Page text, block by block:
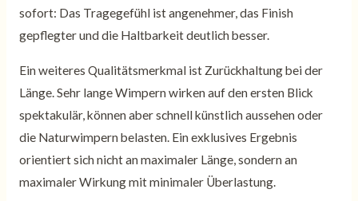
sofort: Das Tragegefühl ist angenehmer, das Finish
gepflegter und die Haltbarkeit deutlich besser.
Ein weiteres Qualitätsmerkmal ist Zurückhaltung bei der
Länge. Sehr lange Wimpern wirken auf den ersten Blick
spektakulär, können aber schnell künstlich aussehen oder
die Naturwimpern belasten. Ein exklusives Ergebnis
orientiert sich nicht an maximaler Länge, sondern an
maximaler Wirkung mit minimaler Überlastung.